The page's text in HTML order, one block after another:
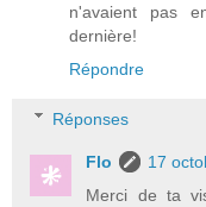
n'avaient pas
dernière!
Répondre
Réponses
Flo
17
Merci de ta